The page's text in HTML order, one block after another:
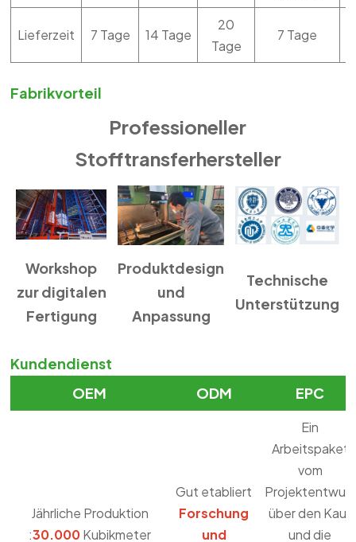
Lieferzeit 7 Tage 14 Tage
20
Tage
7 Tage
Fabrikvorteil
Professioneller
Stofftransferhersteller
Workshop
zur digitalen
Fertigung
Produktdesign
und
Anpassung
Technische
Unterstützung
Kundendienst
OEM
ODM EPC
Jährliche Produktion
:30.000Kubikmeter
Gut etabliert
Forschung
und
Ein
Arbeitspaket
vom
Projektentwurf
über den Kauf
und die